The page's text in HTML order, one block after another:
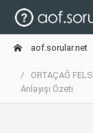
aof.sorular.net
ORTAÇAĞ
Anlayışı Özeti